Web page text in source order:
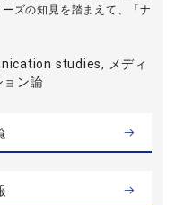
ズの知見を踏まえて、「ナ
studies, メディ
ョン論